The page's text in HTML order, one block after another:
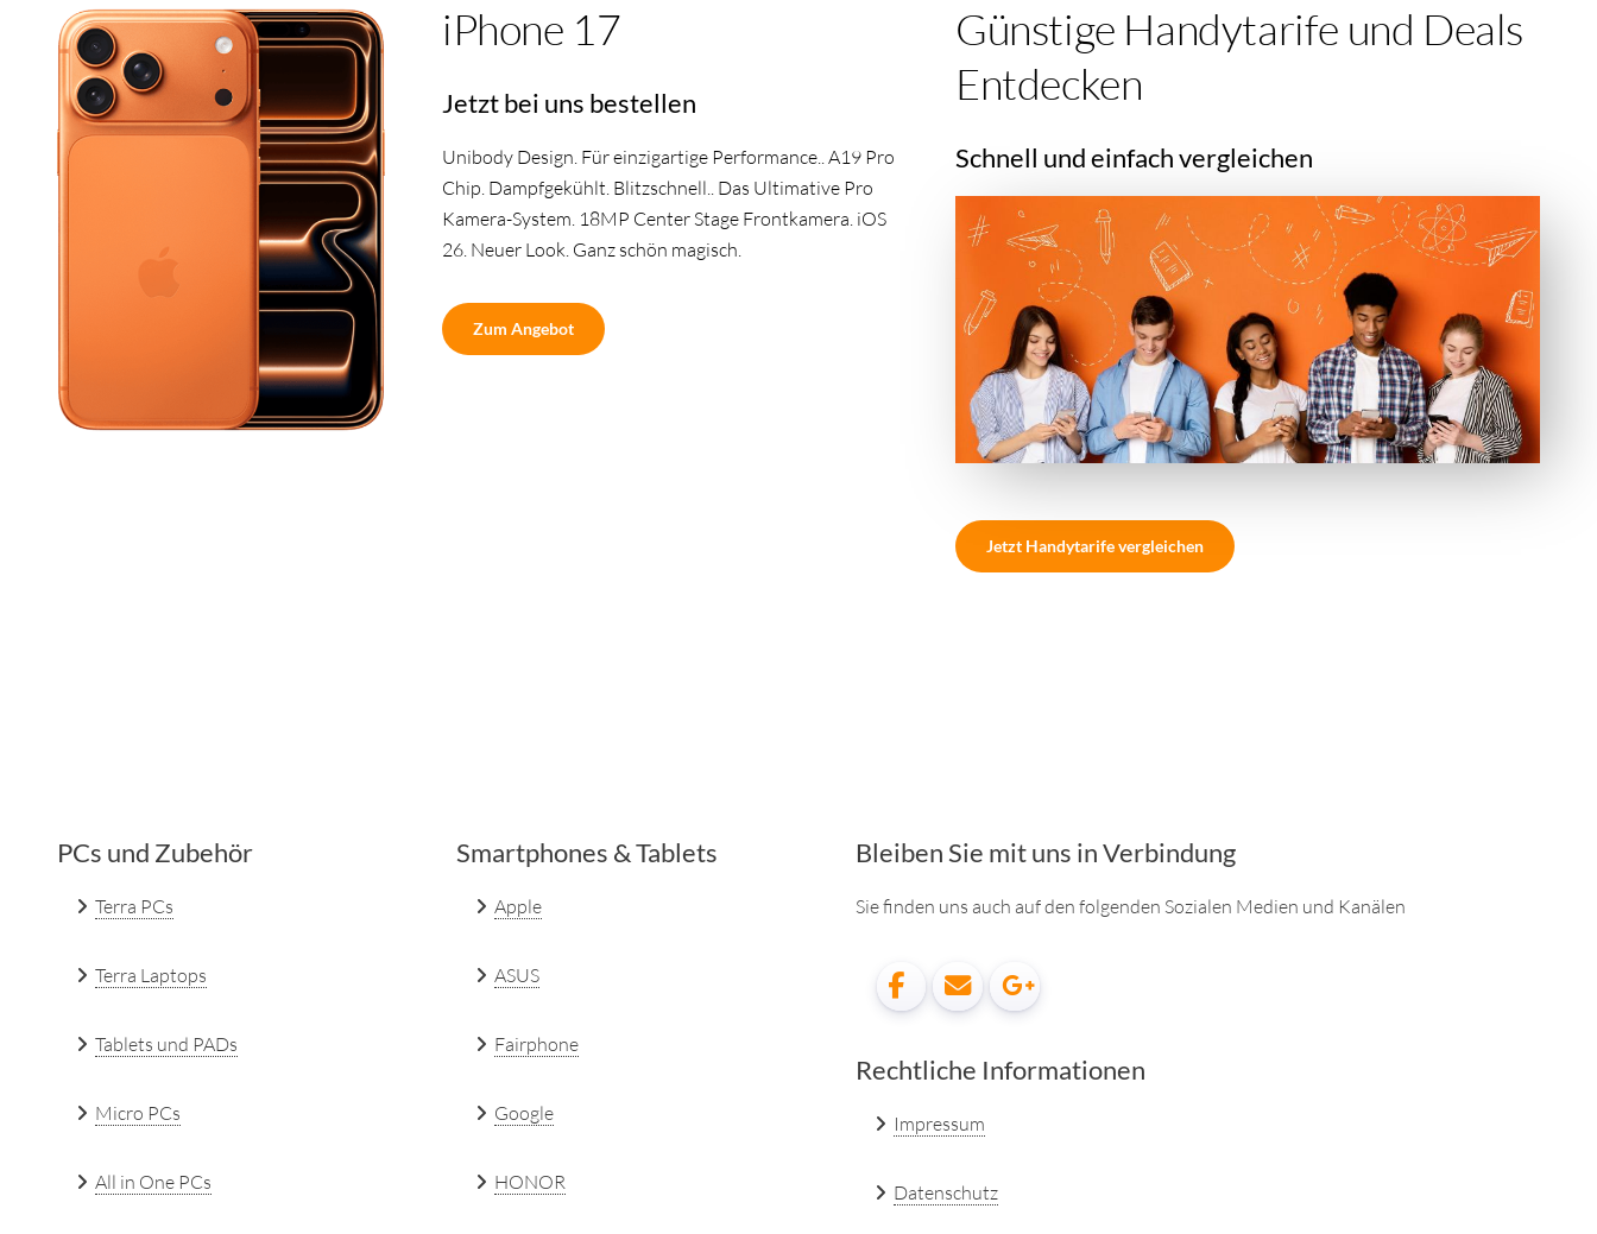
iPhone 17
Jetzt bei uns bestellen
Unibody Design. Für einzigartige Performance.. A19 Pro
Chip. Dampfgekühlt. Blitzschnell.. Das Ultimative Pro
Kamera-System. 18MP Center Stage Frontkamera. iOS
26. Neuer Look. Ganz schön magisch.
Zum Angebot
Günstige Handytarife und Deals
Entdecken
Schnell und einfach vergleichen
Jetzt Handytarife vergleichen
PCs und Zubehör
Terra PCs
Terra Laptops
Tablets und PADs
Micro PCs
All in One PCs
Smartphones & Tablets
Apple
ASUS
Fairphone
Google
HONOR
Bleiben Sie mit uns in Verbindung
Sie finden uns auch auf den folgenden Sozialen Medien und Kanälen
Rechtliche Informationen
Impressum
Datenschutz